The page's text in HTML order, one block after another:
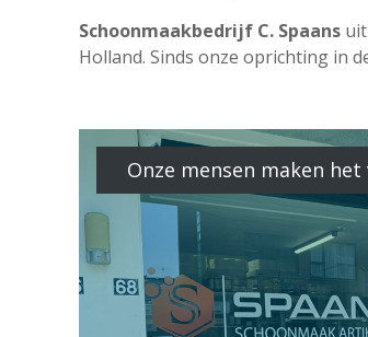
Schoonmaakbedrijf C. Spaans
Holland. Sinds onze oprichting in
Onze mensen maken het